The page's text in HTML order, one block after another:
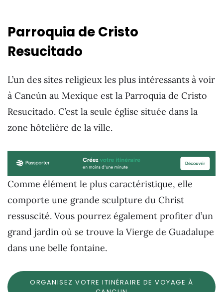
Parroquia de Cristo
Resucitado
L’un des sites religieux les plus intéressants à voir
à Cancún au Mexique est la Parroquia de Cristo
Resucitado. C’est la seule église située dans la
zone hôtelière de la ville.
Comme élément le plus caractéristique, elle
comporte une grande sculpture du Christ
ressuscité. Vous pourrez également profiter d’un
grand jardin où se trouve la Vierge de Guadalupe
dans une belle fontaine.
ORGANISEZ VOTRE ITINÉRAIRE DE VOYAGE À